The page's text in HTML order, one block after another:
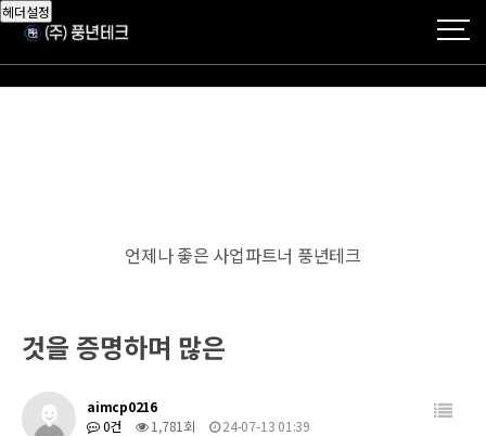
헤더설정
언제나 좋은 사업파트너 풍년테크
것을 증명하며 많은
aimcp0216
0건
1,781회 24-07-13 01:39